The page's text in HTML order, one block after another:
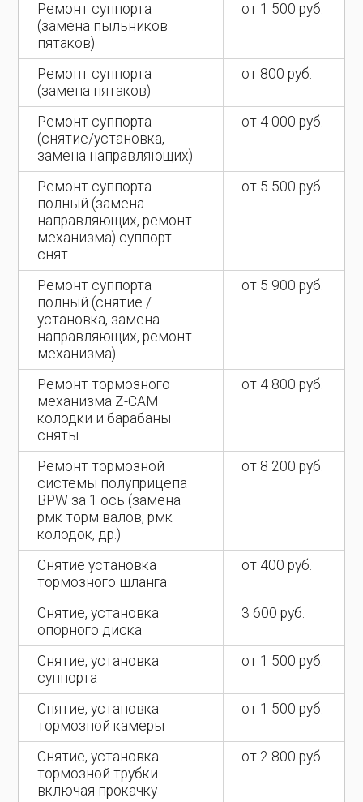
Ремонт суппорта
(замена пыльников
пятаков)
от 1 500 руб.
Ремонт суппорта
(замена пятаков)
от 800 руб.
Ремонт суппорта
(снятие/установка,
замена направляющих)
от 4 000 руб.
Ремонт суппорта
полный (замена
направляющих, ремонт
механизма) суппорт
снят
от 5 500 руб.
Ремонт суппорта
полный (снятие /
установка, замена
направляющих, ремонт
механизма)
от 5 900 руб.
Ремонт тормозного
механизма Z-CAM
колодки и барабаны
сняты
от 4 800 руб.
Ремонт тормозной
системы полуприцепа
BPW за 1 ось (замена
рмк торм валов, рмк
колодок, др.)
от 8 200 руб.
Снятие установка
тормозного шланга
от 400 руб.
Снятие, установка
опорного диска
3 600 руб.
Снятие, установка
суппорта
от 1 500 руб.
Снятие, установка
тормозной камеры
от 1 500 руб.
Снятие, установка
тормозной трубки
включая прокачку
от 2 800 руб.